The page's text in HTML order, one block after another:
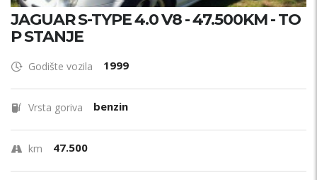
JAGUAR S-TYPE 4.0 V8 - 47.500KM - TO
P STANJE
Godište vozila 1999
Vrsta goriva benzin
km 47.500